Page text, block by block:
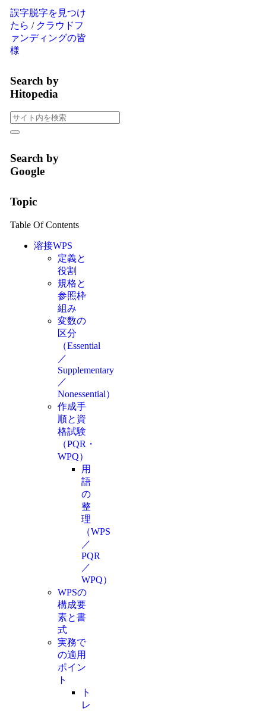
誤字脱字を見つけ
たら / クラウドフ
ァンディングの皆
様
Search by
Hitopedia
Search by
Google
Topic
Table Of Contents
溶接WPS
定義と
役割
規格と
参照枠
組み
変数の
区分
（Essential
／
Supplementary
／
Nonessential）
作成手
順と資
格試験
（PQR・
WPQ）
用
語
の
整
理
（WPS
／
PQR
／
WPQ）
WPSの
構成要
素と書
式
実務で
の適用
ポイン
ト
ト
レ